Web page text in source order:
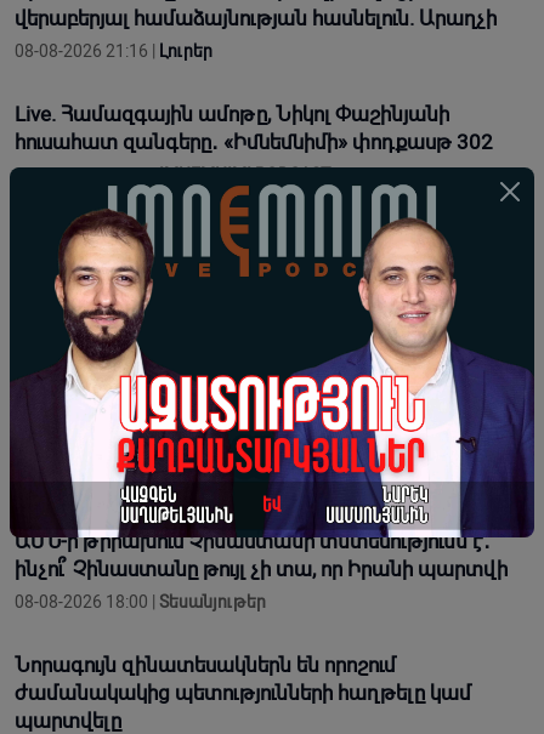
վերաբերյալ համաձայնության հասնելուն. Արաղչի
08-08-2026 21:16 | Լուրեր
Live. Համազգային ամոթը, Նիկոլ Փաշինյանի
հուսահատ զանգերը․ «Իմնեմնիմի» փոդքասթ 302
08-08-2026 20:59 |
Միացյալ Նահանգները շարունակում է հավատարիմ
մնալ Հայաստանին և Ադրբեջանին աջակցելու
հանձնառությանը
08-08-2026 20:11 |
«Իսլամական ՆԱՏՕ»-ն մերձավորարևելյան
տարածաշրջանում ընդլայնվելու ցանկություն և
պոտենցուալ ունի․ Արտակ Զաքարյան
08-08-2026 19:34 | Կարծիք
ԱՄՆ-ի թիրախում Չինաստանի տնտեսությունն է․
ինչու՞ Չինաստանը թույլ չի տա, որ Իրանի պարտվի
08-08-2026 18:00 | Տեսանյութեր
Նորագույն զինատեսակներն են որոշում
ժամանակակից պետությունների հաղթելը կամ
պարտվելը